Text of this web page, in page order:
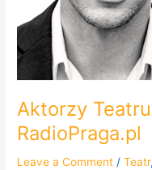
Aktorzy
RadioPraga.pl
Leave a Comment /Teatr,